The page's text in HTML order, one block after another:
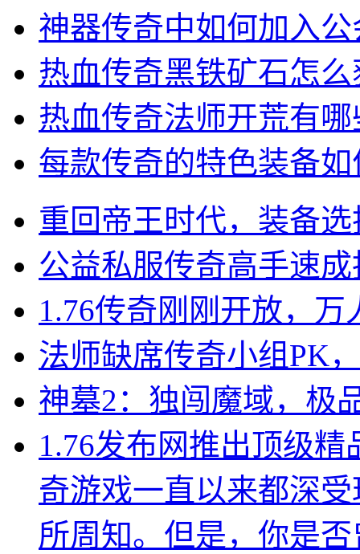
神器传奇中如何加入公
热血传奇黑铁矿石怎
热血传奇法师开荒有
每款传奇的特色装备
重回帝王时代，装备
公益私服传奇高手速
1.76传奇刚刚开放，
法师缺席传奇小组PK
神墓2：独闯魔域，极
1.76发布网推出顶级
奇游戏一直以来都深
所周知。但是，你是